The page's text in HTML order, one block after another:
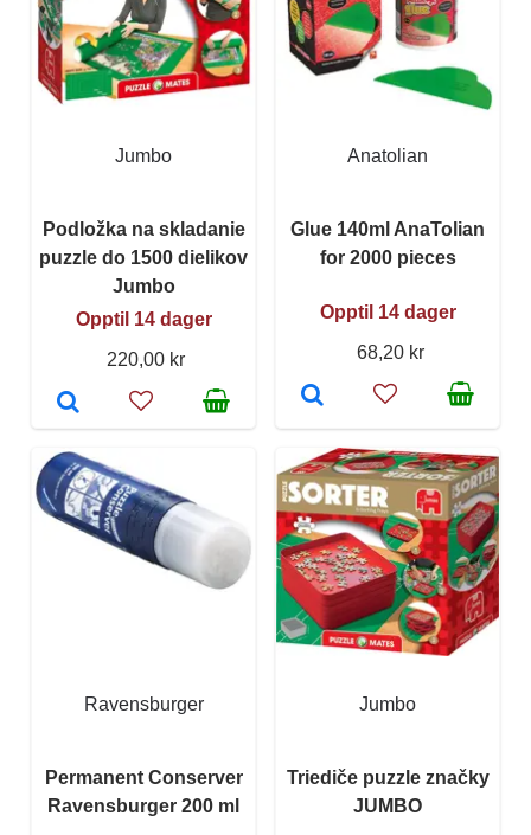
Jumbo
Podložka na skladanie
puzzle do 1500 dielikov
Jumbo
Opptil 14 dager
220,00 kr
Anatolian
Glue 140ml AnaTolian
for 2000 pieces
Opptil 14 dager
68,20 kr
Ravensburger
Permanent Conserver
Ravensburger 200 ml
Jumbo
Triediče puzzle značky
JUMBO